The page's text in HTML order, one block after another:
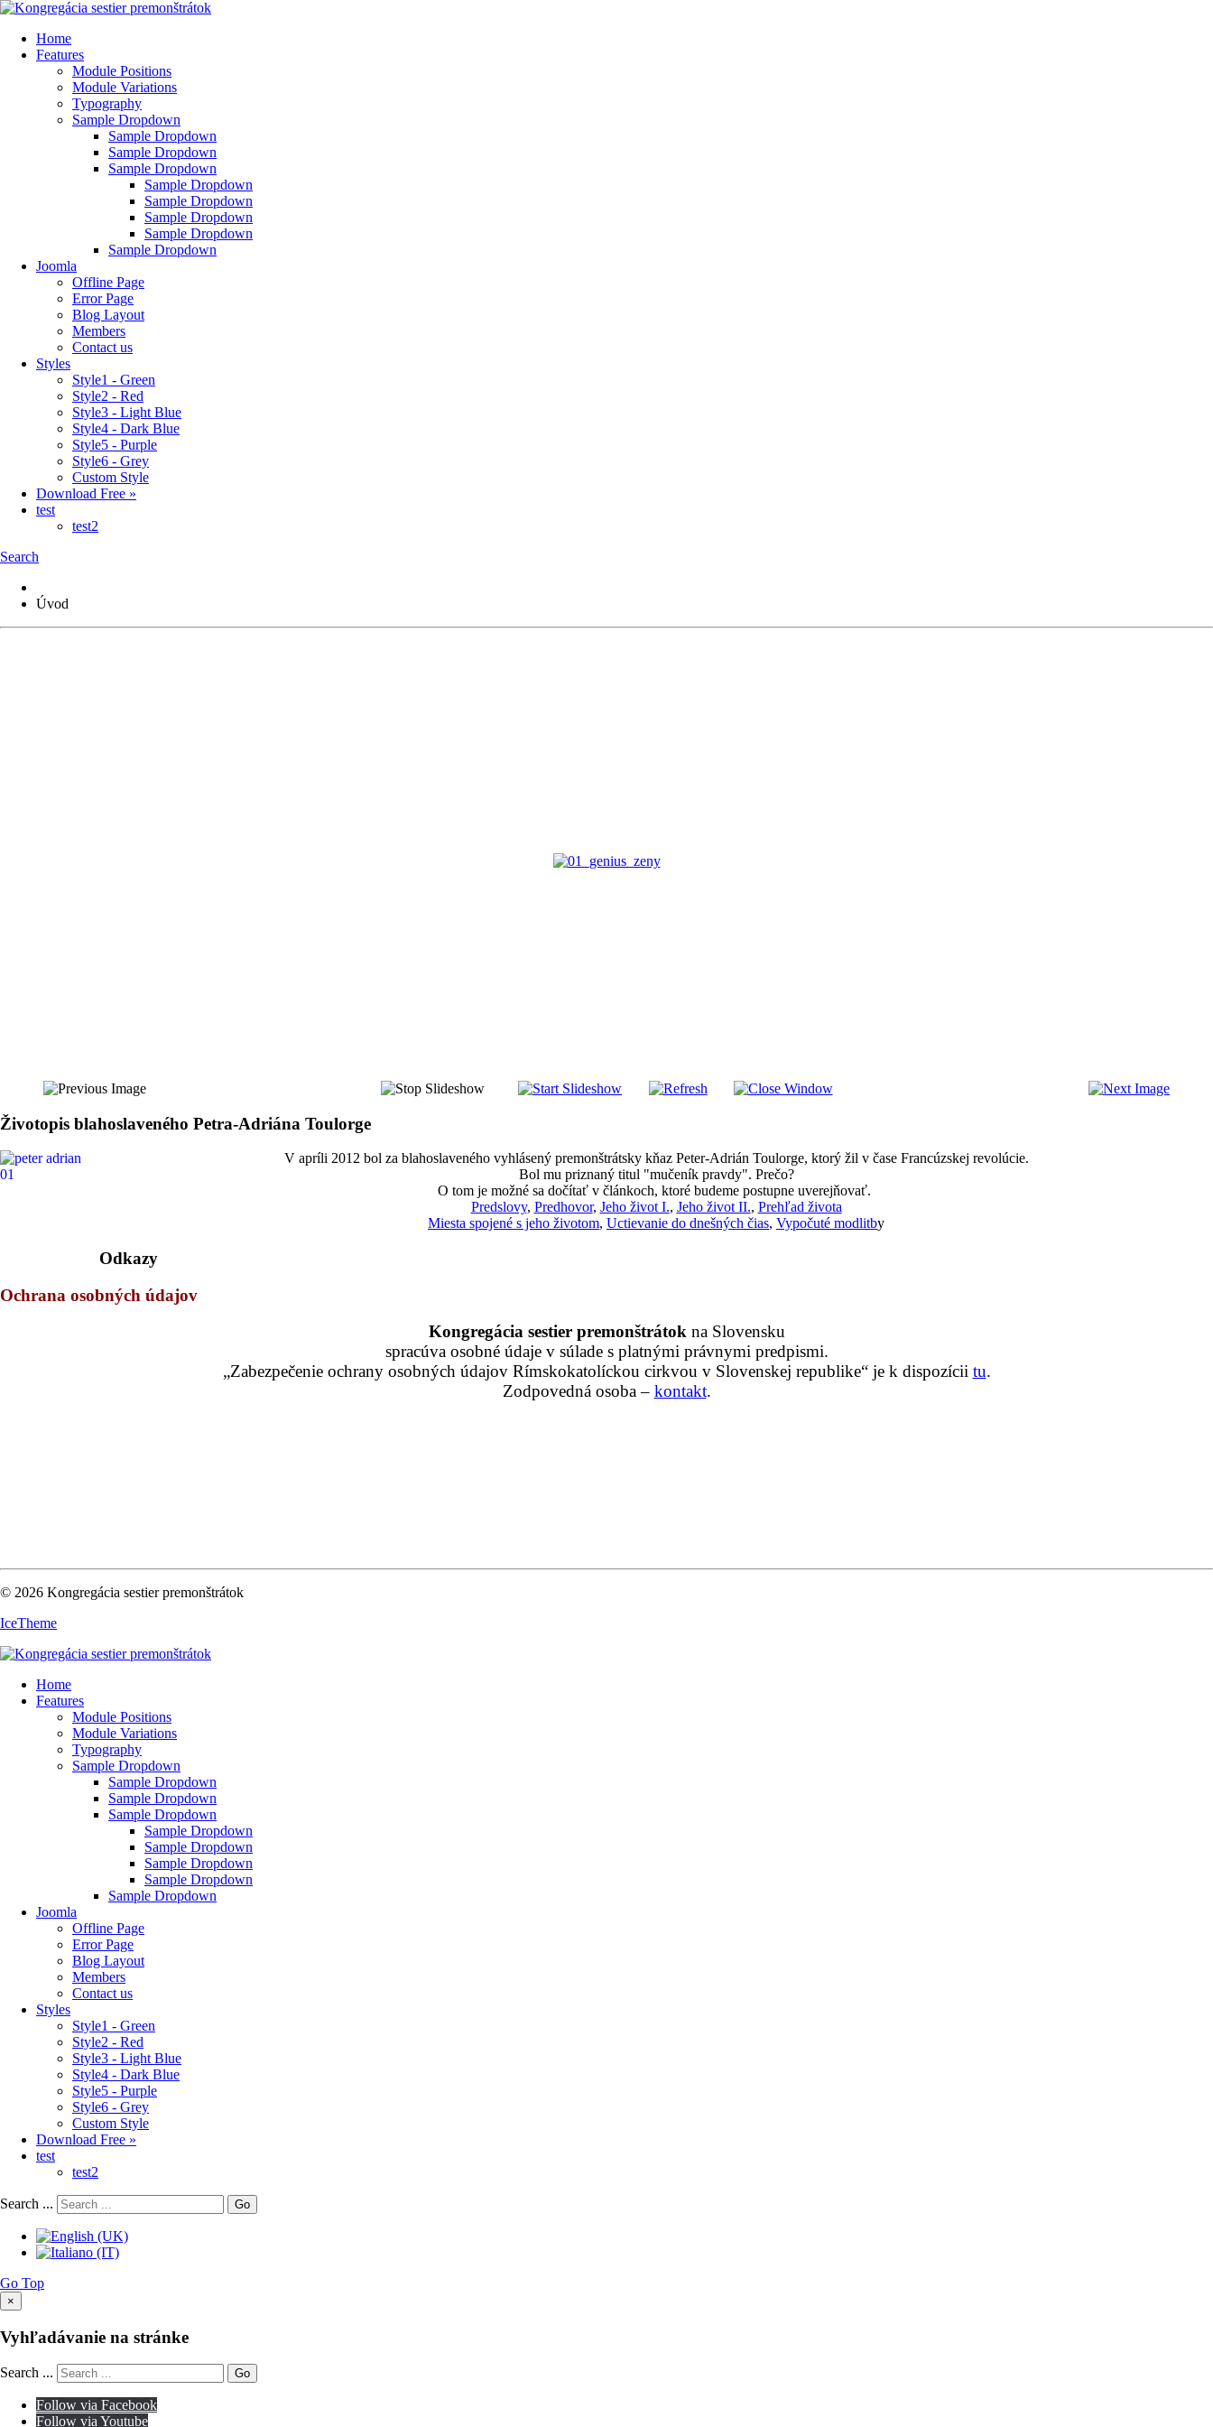
Home
Features
Module Positions
Module Variations
Typography
Sample Dropdown
Sample Dropdown
Sample Dropdown
Sample Dropdown
Sample Dropdown
Sample Dropdown
Sample Dropdown
Sample Dropdown
Sample Dropdown
Joomla
Offline Page
Error Page
Blog Layout
Members
Contact us
Styles
Style1 - Green
Style2 - Red
Style3 - Light Blue
Style4 - Dark Blue
Style5 - Purple
Style6 - Grey
Custom Style
Download Free »
test
test2
Search
Úvod
Životopis blahoslaveného Petra-Adriána Toulorge
V apríli 2012 bol za blahoslaveného vyhlásený premonštrátsky kňaz Peter-Adrián Toulorge, ktorý žil v čase Francúzskej revolúcie.
Bol mu priznaný titul "mučeník pravdy". Prečo?
O tom je možné sa dočítať v článkoch, ktoré budeme postupne uverejňovať.
Predslovy, Predhovor, Jeho život I., Jeho život II., Prehľad života
Miesta spojené s jeho životom, Uctievanie do dnešných čias, Vypočuté modlitby
Odkazy
Ochrana osobných údajov
Kongregácia sestier premonštrátok na Slovensku
spracúva osobné údaje v súlade s platnými právnymi predpismi.
„Zabezpečenie ochrany osobných údajov Rímskokatolíckou cirkvou v Slovenskej republike“ je k dispozícii tu.
Zodpovedná osoba – kontakt.
© 2026 Kongregácia sestier premonštrátok
IceTheme
Home
Features
Module Positions
Module Variations
Typography
Sample Dropdown
Sample Dropdown
Sample Dropdown
Sample Dropdown
Sample Dropdown
Sample Dropdown
Sample Dropdown
Sample Dropdown
Sample Dropdown
Joomla
Offline Page
Error Page
Blog Layout
Members
Contact us
Styles
Style1 - Green
Style2 - Red
Style3 - Light Blue
Style4 - Dark Blue
Style5 - Purple
Style6 - Grey
Custom Style
Download Free »
test
test2
Search ... Go
Go Top
×
Vyhľadávanie na stránke
Search ... Go
Follow via Facebook
Follow via Youtube